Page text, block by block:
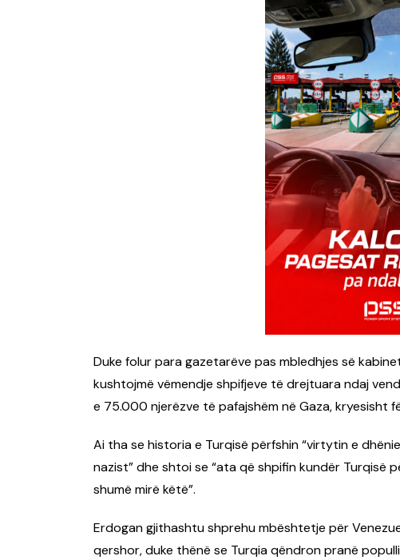
Duke folur para gazetarëve pas mbledhjes së
kushtojmë vëmendje shpifjeve të drejtuara ndaj
e 75.000 njerëzve të pafajshëm në Gaza, kryesisht
Ai tha se historia e Turqisë përfshin “virtytin e
nazist” dhe shtoi se “ata që shpifin kundër Turqisë
shumë mirë këtë”.
Erdogan gjithashtu shprehu mbështetje për
qershor, duke thënë se Turqia qëndron pranë